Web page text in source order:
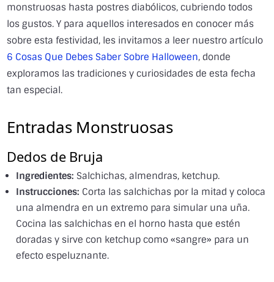
monstruosas hasta postres diabólicos, cubriendo todos
los gustos. Y para aquellos interesados en conocer más
sobre esta festividad, les invitamos a leer nuestro artículo
6 Cosas Que Debes Saber Sobre Halloween, donde
exploramos las tradiciones y curiosidades de esta fecha
tan especial.
Entradas Monstruosas
Dedos de Bruja
Ingredientes: Salchichas, almendras, ketchup.
Instrucciones: Corta las salchichas por la mitad y coloca
una almendra en un extremo para simular una uña.
Cocina las salchichas en el horno hasta que estén
doradas y sirve con ketchup como «sangre» para un
efecto espeluznante.